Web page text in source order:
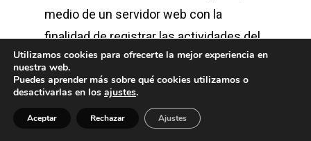
medio de un servidor web con la
finalidad de registrar las actividades del
usuario durante su tiempo de
navegación. Las cookies utilizadas por
un usuario anónimo y su ordenador, y no
Utilizamos cookies para ofrecerte la mejor experiencia en
nuestra web.
Puedes aprender más sobre qué cookies utilizamos o
desactivarlas en los ajustes.
Aceptar Rechazar Ajustes